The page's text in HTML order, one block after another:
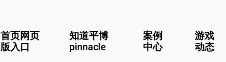
首页网页
版入口
知道平博
pinnacle
案例
中心
游戏
动态